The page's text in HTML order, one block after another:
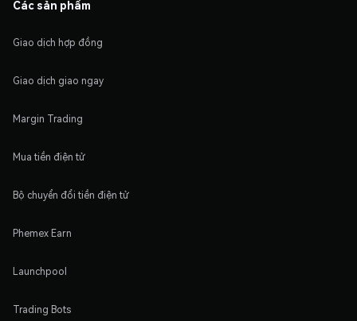
Các sản phẩm
Giao dịch hợp đồng
Giao dịch giao ngay
Margin Trading
Mua tiền điện tử
Bộ chuyển đổi tiền điện tử
Phemex Earn
Launchpool
Trading Bots